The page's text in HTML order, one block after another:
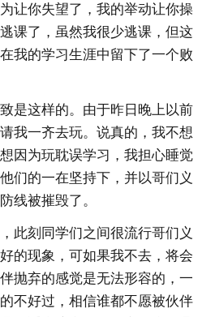
让你失望了，我的举动让你操
课了，虽然我很少逃课，但这
我的学习生涯中留下了一个败
是这样的。由于昨日晚上以前
我一齐去玩。说真的，我不想
因为玩耽误学习，我担心睡觉
们的一在坚持下，并以哥们义
线被摧毁了。
此刻同学们之间很流行哥们义
的现象，可如果我不去，将会
抛弃的感觉是无法形容的，一
不好过，相信谁都不愿被伙伴